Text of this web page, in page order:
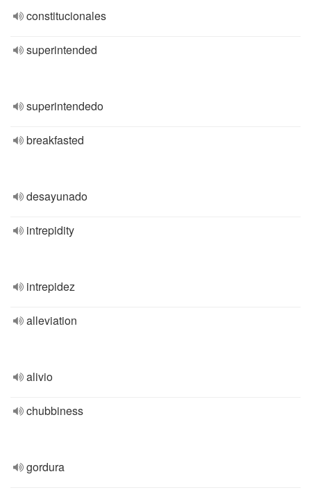
constitucionales
superintended
superintendedo
breakfasted
desayunado
intrepidity
intrepidez
alleviation
alivio
chubbiness
gordura